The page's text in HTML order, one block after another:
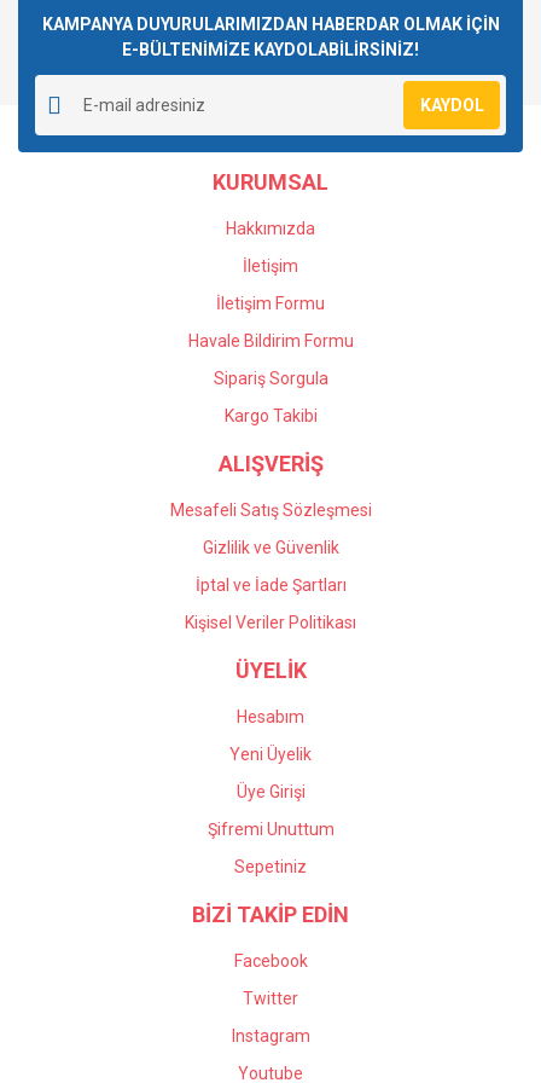
Yorum Yaz
Görüş ve önerileriniz için teşekkür ederiz.
Ürün resmi kalitesiz, bozuk veya görüntülenemiyor.
Ürün açıklamasında eksik bilgiler bulunuyor.
Ürün bilgilerinde hatalar bulunuyor.
Ürün fiyatı diğer sitelerden daha pahalı.
Gönder
KAMPANYA DUYURULARIMIZDAN HABERDAR OLMAK İÇİN
E-BÜLTENİMİZE KAYDOLABİLİRSİNİZ!
KAYDOL
KURUMSAL
Hakkımızda
İletişim
İletişim Formu
Havale Bildirim Formu
Sipariş Sorgula
Kargo Takibi
ALIŞVERİŞ
Mesafeli Satış Sözleşmesi
Gizlilik ve Güvenlik
İptal ve İade Şartları
Kişisel Veriler Politikası
ÜYELİK
Hesabım
Yeni Üyelik
Üye Girişi
Şifremi Unuttum
Sepetiniz
BİZİ TAKİP EDİN
Facebook
Twitter
Instagram
Youtube